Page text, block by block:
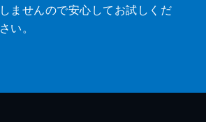
しませんので安心してお試しくだ
さい。